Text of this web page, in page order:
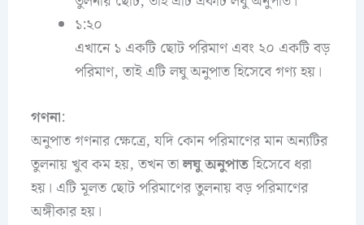
১:২০
এখানে ১ একটি ছোট পরিমাণ এবং ২০ একটি বড়
পরিমাণ, তাই এটি লঘু অনুপাত হিসেবে গণ্য হয়।
গণনা:
অনুপাত গণনার ক্ষেত্রে, যদি কোন পরিমাণের মান অন্যটির
তুলনায় খুব কম হয়, তখন তালঘু অনুপাতহিসেবে ধরা
হয়। এটি মূলত ছোট পরিমাণের তুলনায় বড় পরিমাণের
অঙ্গীকার হয়।